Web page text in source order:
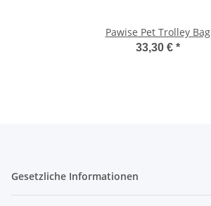
Pawise Pet Trolley Bag
33,30 € *
Gesetzliche Informationen